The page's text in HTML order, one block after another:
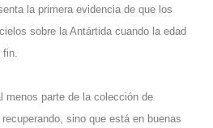
la primera evidencia de que los
sobre la Antártida cuando la edad
fin.
menos parte de la colección de
sino que está en buenas